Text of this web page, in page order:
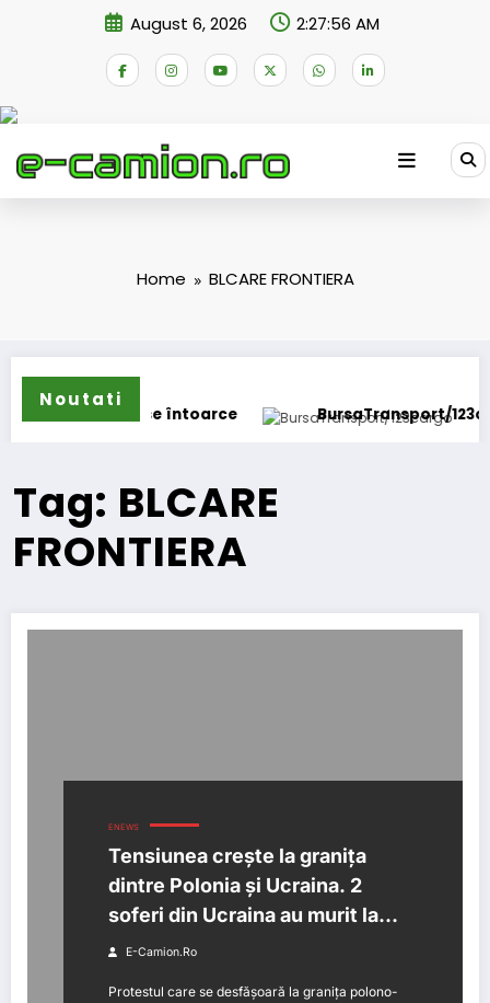
August 6, 2026 2:27:56 AM
Home BLCARE FRONTIERA
Noutati
Strator se întoarce BursaTransport/123cargo
Tag: BLCARE
FRONTIERA
ENEWS
Tensiunea crește la granița
dintre Polonia și Ucraina. 2
soferi din Ucraina au murit la
granita in timp ce asteptau sa
E-Camion.ro
Protestul care se desfășoară la granița polono-